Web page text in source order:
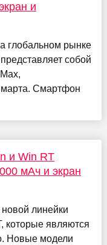
и
глобальном рынке
собой
марта. Смартфон
и Win RT
мАч и экран
линейки
которые являются
Новые модели